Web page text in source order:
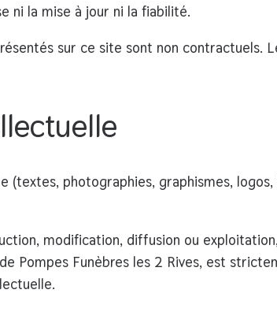
ni la mise à jour ni la fiabilité.
sur ce site sont non contractuels.
(textes, photographies, graphismes,
modification, diffusion ou exploitation
Pompes Funèbres les 2 Rives, est
.